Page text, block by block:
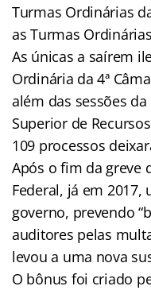
Turmas Ordinárias
as Turmas
As únicas a saírem
Ordinária da 4ª
além das sessões da
Superior de
109 processos
Após o fim da greve
Federal, já em
governo, prevendo
auditores pelas
levou a uma nova
O bônus foi criado